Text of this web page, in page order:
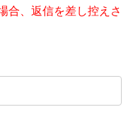
合、返信を差し控えさ